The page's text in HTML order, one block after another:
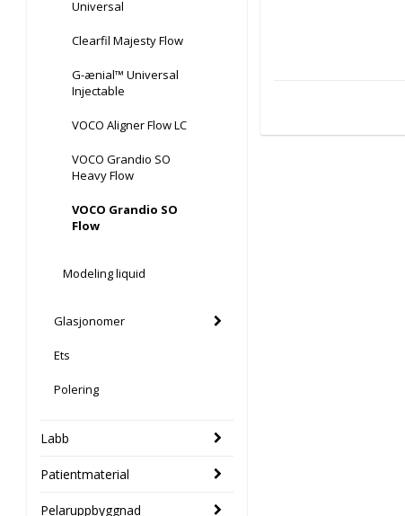
Universal
Clearfil Majesty Flow
G-ænial™ Universal
Injectable
VOCO Aligner Flow LC
VOCO Grandio SO
Heavy Flow
VOCO Grandio SO
Flow
Modeling liquid
Glasjonomer
Ets
Polering
Labb
Patientmaterial
Pelaruppbyggnad